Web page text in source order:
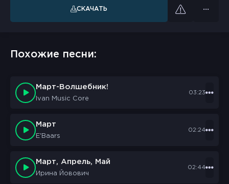
СКАЧАТЬ
Похожие песни:
Март-Волшебник!
Ivan Music Core
03:23
Март
E'Baars
02:24
Март, Апрель, Май
Ирина Йовович
02:44